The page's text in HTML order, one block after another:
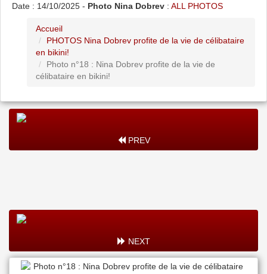
Date : 14/10/2025 - Photo Nina Dobrev : ALL PHOTOS
Accueil
PHOTOS Nina Dobrev profite de la vie de célibataire
en bikini!
Photo n°18 : Nina Dobrev profite de la vie de
célibataire en bikini!
PREV
NEXT